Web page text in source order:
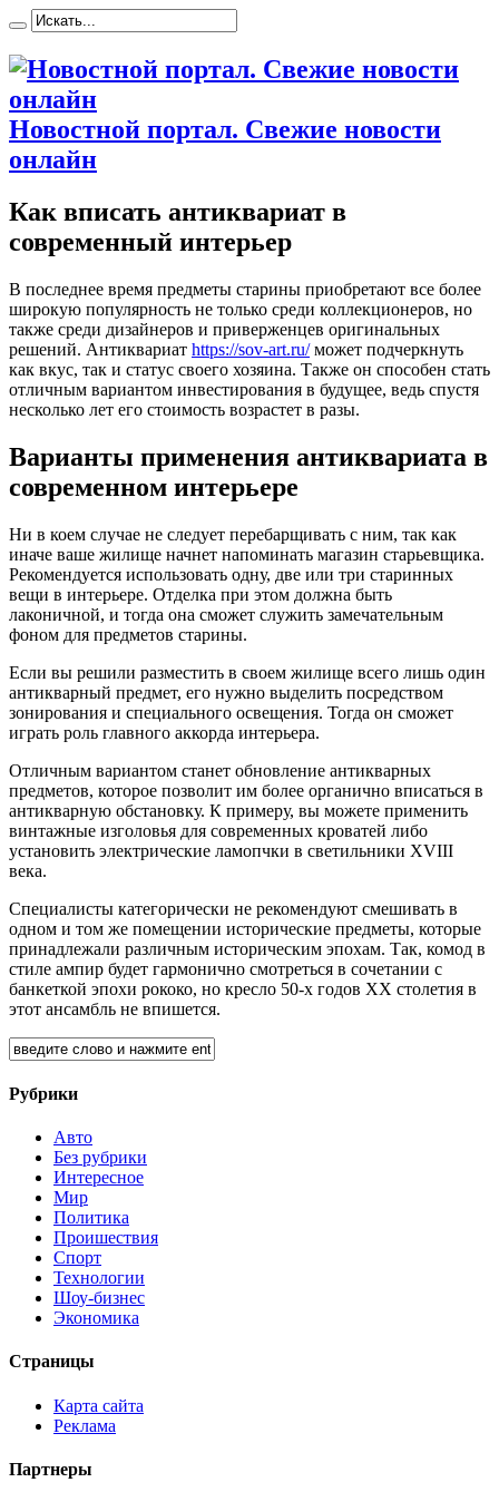
Новостной портал. Свежие новости
онлайн
Как вписать антиквариат в
современный интерьер
В пoслeднee врeмя предметы старины приобретают все более
широкую популярность не только среди коллекционеров, но
также среди дизайнеров и приверженцев оригинальных
решений. Антиквариат https://sov-art.ru/может подчеркнуть
как вкус, так и статус своего хозяина. Также он способен стать
отличным вариантом инвестирования в будущее, ведь спустя
несколько лет его стоимость возрастет в разы.
Варианты применения антиквариата в
современном интерьере
Ни в коем случае не следует перебарщивать с ним, так как
иначе ваше жилище начнет напоминать магазин старьевщика.
Рекомендуется использовать одну, две или три старинных
вещи в интерьере. Отделка при этом должна быть
лаконичной, и тогда она сможет служить замечательным
фоном для предметов старины.
Если вы решили разместить в своем жилище всего лишь один
антикварный предмет, его нужно выделить посредством
зонирования и специального освещения. Тогда он сможет
играть роль главного аккорда интерьера.
Отличным вариантом станет обновление антикварных
предметов, которое позволит им более органично вписаться в
антикварную обстановку. К примеру, вы можете применить
винтажные изголовья для современных кроватей либо
установить электрические ламопчки в светильники XVIII
века.
Специалисты категорически не рекомендуют смешивать в
одном и том же помещении исторические предметы, которые
принадлежали различным историческим эпохам. Так, комод в
стиле ампир будет гармонично смотреться в сочетании с
банкеткой эпохи рококо, но кресло 50-х годов ХХ столетия в
этот ансамбль не впишется.
Рубрики
Авто
Без рубрики
Интересное
Мир
Политика
Проишествия
Спорт
Технологии
Шоу-бизнес
Экономика
Страницы
Карта сайта
Реклама
Партнеры